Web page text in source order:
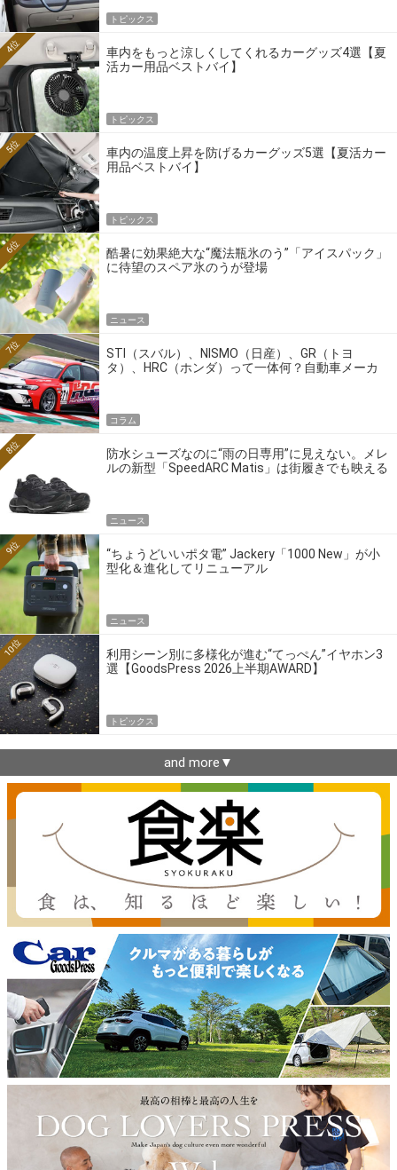
トピックス
車内をもっと涼しくしてくれるカーグッズ4選【夏
活カー用品ベストバイ】
4位
トピックス
車内の温度上昇を防げるカーグッズ5選【夏活カー
用品ベストバイ】
5位
トピックス
酷暑に効果絶大な“魔法瓶氷のう”「アイスパック」
に待望のスペア氷のうが登場
6位
ニュース
STI（スバル）、NISMO（日産）、GR（トヨ
タ）、HRC（ホンダ）って一体何？自動車メーカ
7位
コラム
防水シューズなのに“雨の日専用”に見えない。メレ
ルの新型「SpeedARC Matis」は街履きでも映える
8位
ニュース
“ちょうどいいポタ電” Jackery「1000 New」が小
型化＆進化してリニューアル
9位
ニュース
利用シーン別に多様化が進む“てっぺん”イヤホン3
選【GoodsPress 2026上半期AWARD】
10位
トピックス
and more▼